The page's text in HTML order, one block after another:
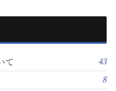
て 43
8